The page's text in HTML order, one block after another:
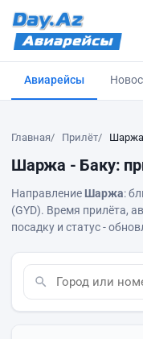
Авиарейсы
Главная Прилёт Шаржа
Шаржа - Баку:
Направление Шаржа:
(GYD). Время прилёта,
посадку и статус -